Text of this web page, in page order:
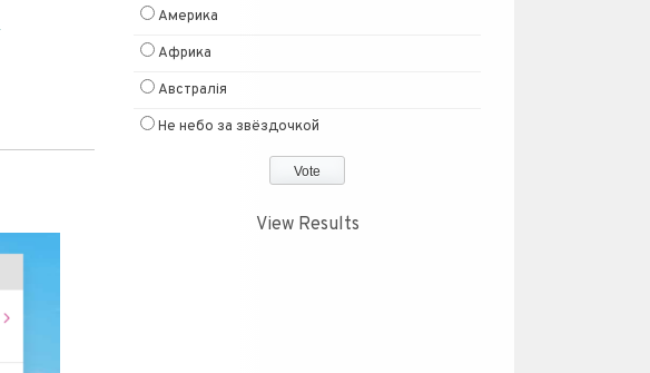
Америка
Африка
Австралія
Не небо за звёздочкой
View Results